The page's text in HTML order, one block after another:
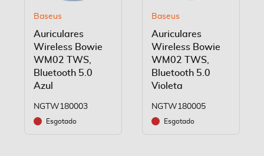
Baseus
Auriculares
Wireless Bowie
WM02 TWS,
Bluetooth 5.0
Azul
NGTW180003
Esgotado
Baseus
Auriculares
Wireless Bowie
WM02 TWS,
Bluetooth 5.0
Violeta
NGTW180005
Esgotado